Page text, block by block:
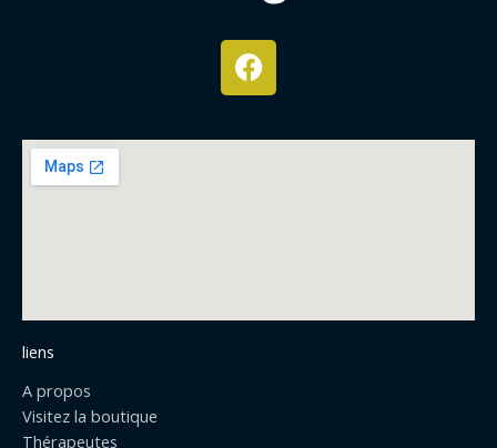
F
a
c
e
liens
A propos
Visitez la boutique
Thérapeutes